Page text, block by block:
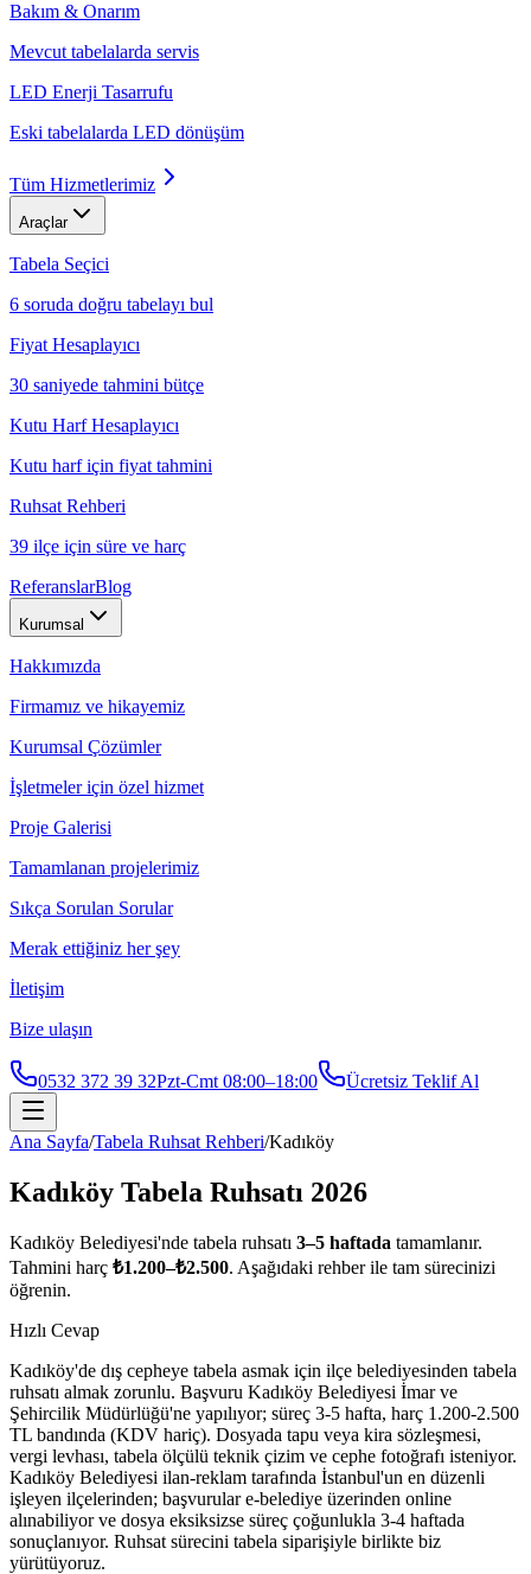
Bakım & Onarım
Mevcut tabelalarda servis
LED Enerji Tasarrufu
Eski tabelalarda LED dönüşüm
Tüm Hizmetlerimiz
Araçlar
Tabela Seçici
6 soruda doğru tabelayı bul
Fiyat Hesaplayıcı
30 saniyede tahmini bütçe
Kutu Harf Hesaplayıcı
Kutu harf için fiyat tahmini
Ruhsat Rehberi
39 ilçe için süre ve harç
ReferanslarBlog
Kurumsal
Hakkımızda
Firmamız ve hikayemiz
Kurumsal Çözümler
İşletmeler için özel hizmet
Proje Galerisi
Tamamlanan projelerimiz
Sıkça Sorulan Sorular
Merak ettiğiniz her şey
İletişim
Bize ulaşın
0532 372 39 32Pzt-Cmt 08:00–18:00 Ücretsiz Teklif Al
Ana Sayfa/Tabela Ruhsat Rehberi/Kadıköy
Kadıköy Tabela Ruhsatı 2026
Kadıköy Belediyesi'nde tabela ruhsatı 3–5 haftada tamamlanır.
Tahmini harç ₺1.200–₺2.500. Aşağıdaki rehber ile tam sürecinizi
öğrenin.
Hızlı Cevap
Kadıköy'de dış cepheye tabela asmak için ilçe belediyesinden tabela
ruhsatı almak zorunlu. Başvuru Kadıköy Belediyesi İmar ve
Şehircilik Müdürlüğü'ne yapılıyor; süreç 3-5 hafta, harç 1.200-2.500
TL bandında (KDV hariç). Dosyada tapu veya kira sözleşmesi,
vergi levhası, tabela ölçülü teknik çizim ve cephe fotoğrafı isteniyor.
Kadıköy Belediyesi ilan-reklam tarafında İstanbul'un en düzenli
işleyen ilçelerinden; başvurular e-belediye üzerinden online
alınabiliyor ve dosya eksiksizse süreç çoğunlukla 3-4 haftada
sonuçlanıyor. Ruhsat sürecini tabela siparişiyle birlikte biz
yürütüyoruz.